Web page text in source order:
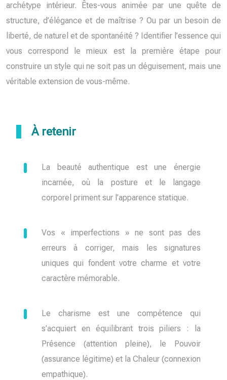
archétype intérieur. Êtes-vous animée par une quête de
structure, d’élégance et de maîtrise ? Ou par un besoin de
liberté, de naturel et de spontanéité ? Identifier l’essence qui
vous correspond le mieux est la première étape pour
construire un style qui ne soit pas un déguisement, mais une
véritable extension de vous-même.
À retenir
La beauté authentique est une énergie
incarnée, où la posture et le langage
corporel priment sur l’apparence statique.
Vos « imperfections » ne sont pas des
erreurs à corriger, mais les signatures
uniques qui fondent votre charme et votre
caractère mémorable.
Le charisme est une compétence qui
s’acquiert en équilibrant trois piliers : la
Présence (attention pleine), le Pouvoir
(assurance légitime) et la Chaleur (connexion
empathique).